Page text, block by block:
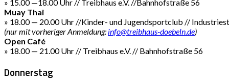
» 15.00 —18.00 Uhr // Treibhaus e.V. //Bahnhofstraße 56
Muay Thai
» 18.00 — 20.00 Uhr //Kinder- und Jugendsportclub //
(nur mit vorheriger Anmeldung: info@treibhaus-doebeln.de)
Open Café
» 18.00 — 21.00 Uhr // Treibhaus e.V. // Bahnhofstraße 56
Donnerstag